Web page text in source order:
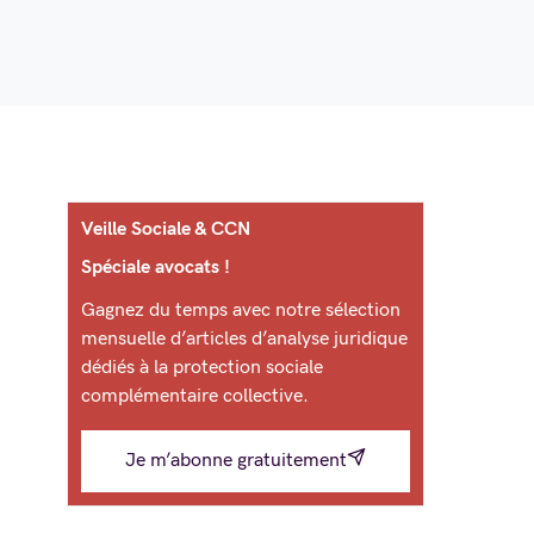
Veille Sociale & CCN
Spéciale avocats !
Gagnez du temps avec notre sélection
mensuelle d’articles d’analyse juridique
dédiés à la protection sociale
complémentaire collective.
Je m’abonne gratuitement